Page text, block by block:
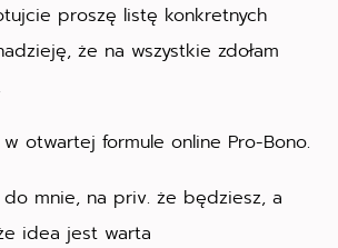
proszę listę konkretnych
że na wszystkie zdołam
otwartej formule online Pro-Bono.
mnie, na priv. że będziesz, a
idea jest warta